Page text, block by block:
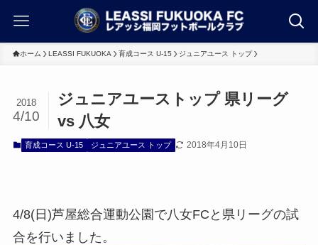
ホーム LEASSI FUKUOKA 育成コース U-15 ジュニアユース トップ
ジュニアユーストップ 県リーグ
vs 八女
2018
4/10
育成コース U-15 ジュニアユース トップ 2018年4月10日
4/8(日)芦屋総合運動公園で八女FCと県リーグの試
合を行いました。